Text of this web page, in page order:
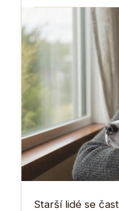
Starší lidé se